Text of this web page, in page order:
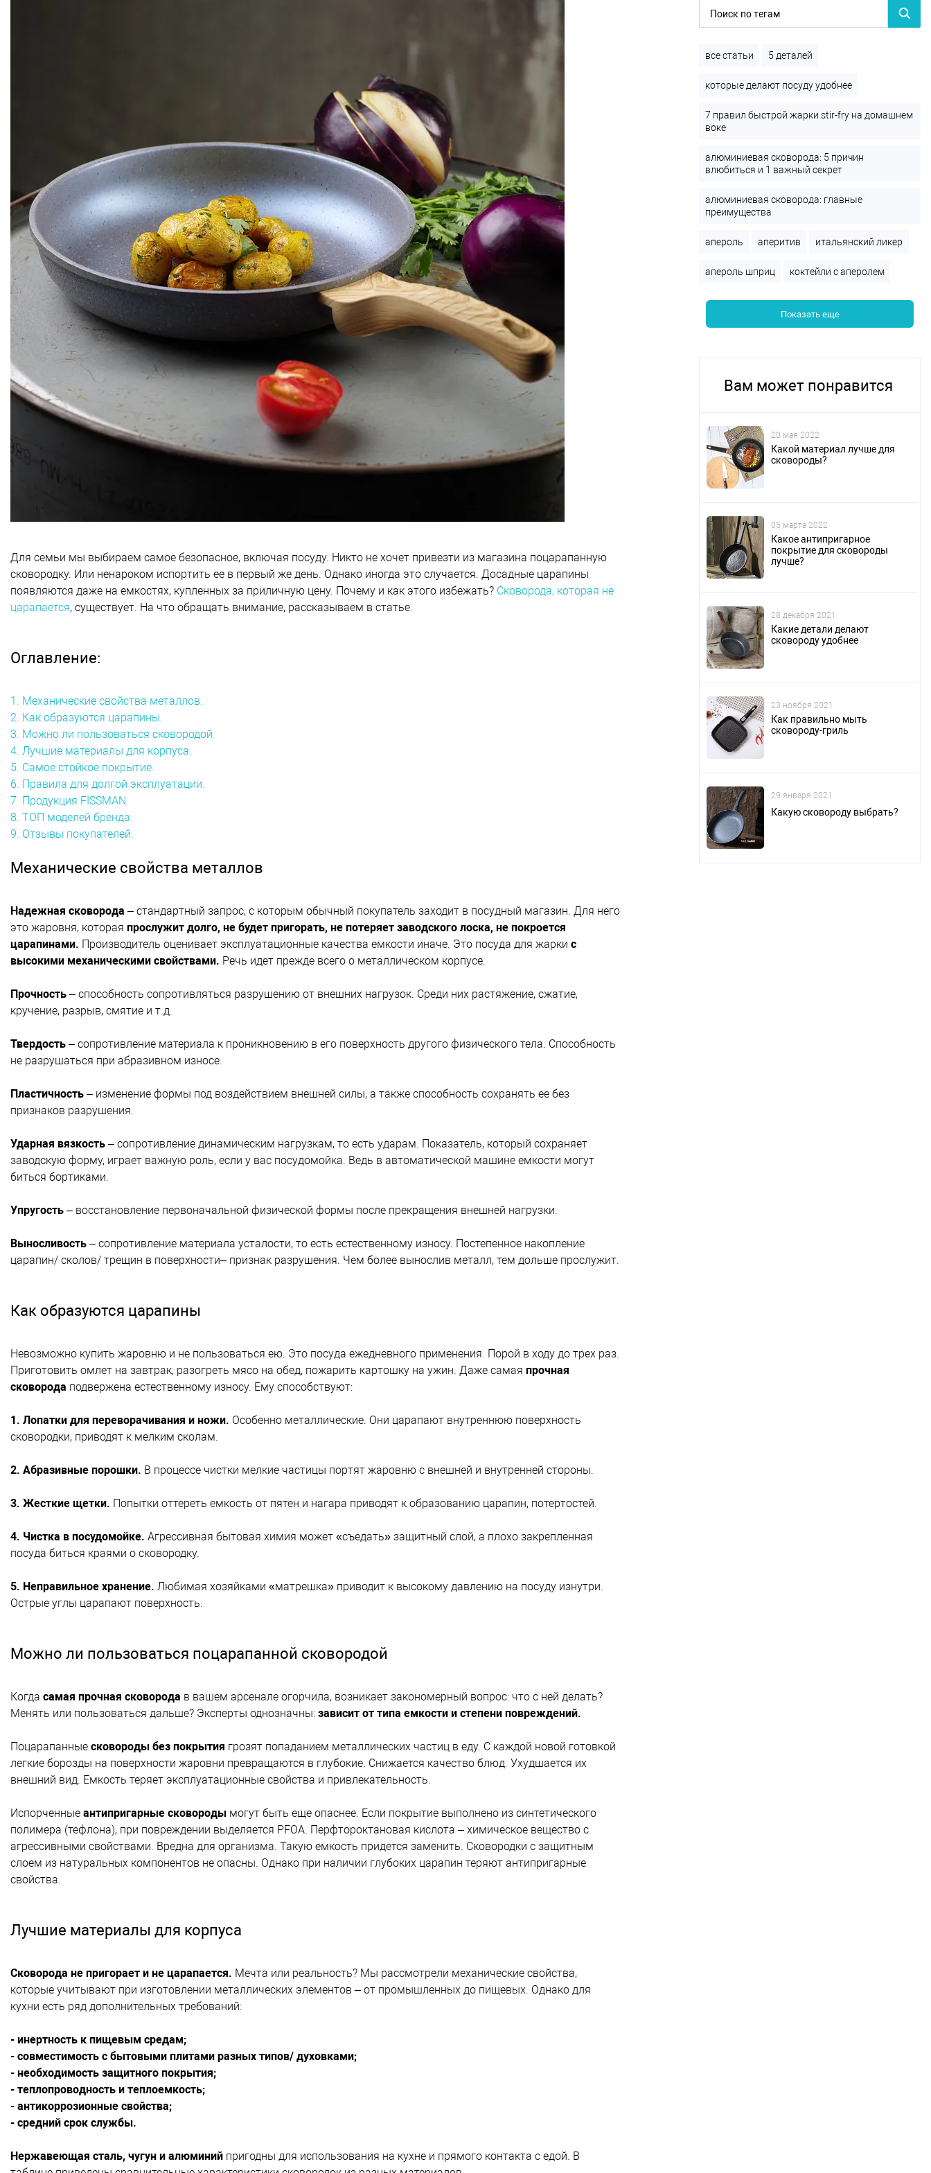
Для семьи мы выбираем самое безопасное, включая посуду. Никто не хочет привезти из магазина поцарапанную
сковородку. Или ненароком испортить ее в первый же день. Однако иногда это случается. Досадные царапины
появляются даже на емкостях, купленных за приличную цену. Почему и как этого избежать? Сковорода, которая не
царапается, существует. На что обращать внимание, рассказываем в статье.
Оглавление:
1. Механические свойства металлов.
2. Как образуются царапины.
3. Можно ли пользоваться сковородой.
4. Лучшие материалы для корпуса.
5. Самое стойкое покрытие.
6. Правила для долгой эксплуатации.
7. Продукция FISSMAN.
8. ТОП моделей бренда.
9. Отзывы покупателей.
Механические свойства металлов
Надежная сковорода – стандартный запрос, с которым обычный покупатель заходит в посудный магазин. Для него
это жаровня, которая прослужит долго, не будет пригорать, не потеряет заводского лоска, не покроется
царапинами. Производитель оценивает эксплуатационные качества емкости иначе. Это посуда для жарки с
высокими механическими свойствами. Речь идет прежде всего о металлическом корпусе.
Прочность – способность сопротивляться разрушению от внешних нагрузок. Среди них растяжение, сжатие,
кручение, разрыв, смятие и т.д.
Твердость – сопротивление материала к проникновению в его поверхность другого физического тела. Способность
не разрушаться при абразивном износе.
Пластичность – изменение формы под воздействием внешней силы, а также способность сохранять ее без
признаков разрушения.
Ударная вязкость – сопротивление динамическим нагрузкам, то есть ударам. Показатель, который сохраняет
заводскую форму, играет важную роль, если у вас посудомойка. Ведь в автоматической машине емкости могут
биться бортиками.
Упругость – восстановление первоначальной физической формы после прекращения внешней нагрузки.
Выносливость – сопротивление материала усталости, то есть естественному износу. Постепенное накопление
царапин/ сколов/ трещин в поверхности– признак разрушения. Чем более вынослив металл, тем дольше прослужит.
Как образуются царапины
Невозможно купить жаровню и не пользоваться ею. Это посуда ежедневного применения. Порой в ходу до трех раз.
Приготовить омлет на завтрак, разогреть мясо на обед, пожарить картошку на ужин. Даже самая прочная
сковорода подвержена естественному износу. Ему способствуют:
1. Лопатки для переворачивания и ножи. Особенно металлические. Они царапают внутреннюю поверхность
сковородки, приводят к мелким сколам.
2. Абразивные порошки. В процессе чистки мелкие частицы портят жаровню с внешней и внутренней стороны.
3. Жесткие щетки. Попытки оттереть емкость от пятен и нагара приводят к образованию царапин, потертостей.
4. Чистка в посудомойке. Агрессивная бытовая химия может «съедать» защитный слой, а плохо закрепленная
посуда биться краями о сковородку.
5. Неправильное хранение. Любимая хозяйками «матрешка» приводит к высокому давлению на посуду изнутри.
Острые углы царапают поверхность.
Можно ли пользоваться поцарапанной сковородой
Когда самая прочная сковорода в вашем арсенале огорчила, возникает закономерный вопрос: что с ней делать?
Менять или пользоваться дальше? Эксперты однозначны: зависит от типа емкости и степени повреждений.
Поцарапанные сковороды без покрытия грозят попаданием металлических частиц в еду. С каждой новой готовкой
легкие борозды на поверхности жаровни превращаются в глубокие. Снижается качество блюд. Ухудшается их
внешний вид. Емкость теряет эксплуатационные свойства и привлекательность.
Испорченные антипригарные сковороды могут быть еще опаснее. Если покрытие выполнено из синтетического
полимера (тефлона), при повреждении выделяется PFOA. Перфтороктановая кислота – химическое вещество с
агрессивными свойствами. Вредна для организма. Такую емкость придется заменить. Сковородки с защитным
слоем из натуральных компонентов не опасны. Однако при наличии глубоких царапин теряют антипригарные
свойства.
Лучшие материалы для корпуса
Сковорода не пригорает и не царапается. Мечта или реальность? Мы рассмотрели механические свойства,
которые учитывают при изготовлении металлических элементов – от промышленных до пищевых. Однако для
кухни есть ряд дополнительных требований:
- инертность к пищевым средам;
- совместимость с бытовыми плитами разных типов/ духовками;
- необходимость защитного покрытия;
- теплопроводность и теплоемкость;
- антикоррозионные свойства;
- средний срок службы.
Нержавеющая сталь, чугун и алюминий пригодны для использования на кухне и прямого контакта с едой. В
все статьи 5 деталей
которые делают посуду удобнее
7 правил быстрой жарки stir-fry на домашнем
воке
алюминиевая сковорода: 5 причин
влюбиться и 1 важный секрет
алюминиевая сковорода: главные
преимущества
апероль аперитив итальянский ликер
апероль шприц коктейли с аперолем
Показать еще
Вам может понравится
20 мая 2022
Какой материал лучше для
сковороды?
05 марта 2022
Какое антипригарное
покрытие для сковороды
лучше?
28 декабря 2021
Какие детали делают
сковороду удобнее
23 ноября 2021
Как правильно мыть
сковороду-гриль
29 января 2021
Какую сковороду выбрать?